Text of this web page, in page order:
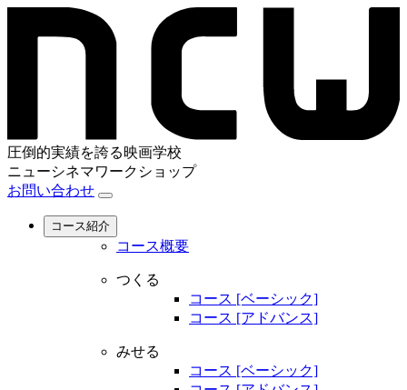
圧倒的実績を誇る映画学校
ニューシネマワークショップ
お問い合わせ
コース紹介
コース概要
つくる
コース [ベーシック]
コース [アドバンス]
みせる
コース [ベーシック]